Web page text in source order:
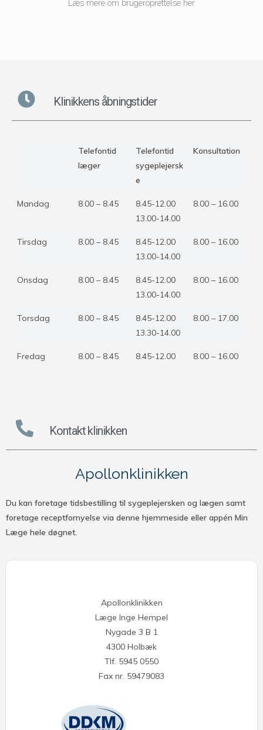
Læs mere om brugeroprettelse her
Klinikkens åbningstider
Telefontid
læger
Telefontid
sygeplejersk
e
Konsultation
Mandag 8.00 – 8.45
8.45-12.00
13.00-14.00
8.00 – 16.00
Tirsdag 8.00 – 8.45
8.45-12.00
13.00-14.00
8.00 – 16.00
Onsdag 8.00 – 8.45
8.45-12.00
13.00-14.00
8.00 – 16.00
Torsdag 8.00 – 8.45
8.45-12.00
13.30-14.00
8.00 – 17.00
Fredag 8.00 – 8.45 8.45-12.00 8.00 – 16.00
Kontakt klinikken
Apollonklinikken
Du kan foretage tidsbestilling til sygeplejersken og lægen samt
foretage receptfornyelse via denne hjemmeside eller appén Min
Læge hele døgnet.
Apollonklinikken
Læge Inge Hempel
Nygade 3 B 1
4300 Holbæk
Tlf. 5945 0550
Fax nr. 59479083